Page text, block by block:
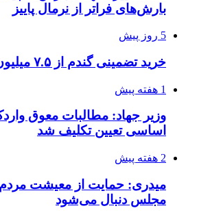
بارش‌های فراتر از نرمال پاییز
5 روز پیش
خرید تضمینی گندم از ۷.۵ میلیون تن گذشت
1 هفته پیش
وزیر جهاد: مطالبات معوق
اساسی تعیین تکلیف شد
2 هفته پیش
میدری: حمایت از معیشت
مجلس دنبال می‌شود